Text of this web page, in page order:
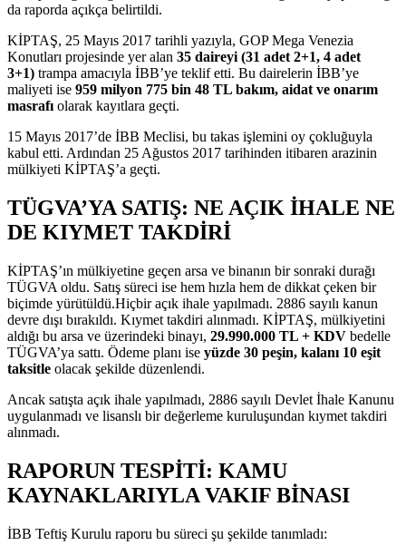
da raporda açıkça belirtildi.
KİPTAŞ, 25 Mayıs 2017 tarihli yazıyla, GOP Mega Venezia
Konutları projesinde yer alan 35 daireyi (31 adet 2+1, 4 adet
3+1) trampa amacıyla İBB’ye teklif etti. Bu dairelerin İBB’ye
maliyeti ise 959 milyon 775 bin 48 TL bakım, aidat ve onarım
masrafı olarak kayıtlara geçti.
15 Mayıs 2017’de İBB Meclisi, bu takas işlemini oy çokluğuyla
kabul etti. Ardından 25 Ağustos 2017 tarihinden itibaren arazinin
mülkiyeti KİPTAŞ’a geçti.
TÜGVA’YA SATIŞ: NE AÇIK İHALE NE
DE KIYMET TAKDİRİ
KİPTAŞ’ın mülkiyetine geçen arsa ve binanın bir sonraki durağı
TÜGVA oldu. Satış süreci ise hem hızla hem de dikkat çeken bir
biçimde yürütüldü.Hiçbir açık ihale yapılmadı. 2886 sayılı kanun
devre dışı bırakıldı. Kıymet takdiri alınmadı. KİPTAŞ, mülkiyetini
aldığı bu arsa ve üzerindeki binayı, 29.990.000 TL + KDV bedelle
TÜGVA’ya sattı. Ödeme planı ise yüzde 30 peşin, kalanı 10 eşit
taksitle olacak şekilde düzenlendi.
Ancak satışta açık ihale yapılmadı, 2886 sayılı Devlet İhale Kanunu
uygulanmadı ve lisanslı bir değerleme kuruluşundan kıymet takdiri
alınmadı.
RAPORUN TESPİTİ: KAMU
KAYNAKLARIYLA VAKIF BİNASI
İBB Teftiş Kurulu raporu bu süreci şu şekilde tanımladı: